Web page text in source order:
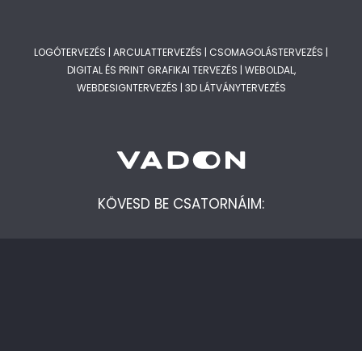
LOGÓTERVEZÉS | ARCULATTERVEZÉS | CSOMAGOLÁSTERVEZÉS |
DIGITAL ÉS PRINT GRAFIKAI TERVEZÉS | WEBOLDAL,
WEBDESIGNTERVEZÉS | 3D LÁTVÁNYTERVEZÉS
KÖVESD BE CSATORNÁIM: